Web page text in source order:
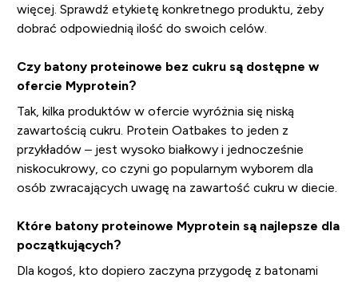
więcej. Sprawdź etykietę konkretnego produktu, żeby
dobrać odpowiednią ilość do swoich celów.
Czy batony proteinowe bez cukru są dostępne w
ofercie Myprotein?
Tak, kilka produktów w ofercie wyróżnia się niską
zawartością cukru. Protein Oatbakes to jeden z
przykładów – jest wysoko białkowy i jednocześnie
niskocukrowy, co czyni go popularnym wyborem dla
osób zwracających uwagę na zawartość cukru w diecie.
Które batony proteinowe Myprotein są najlepsze dla
początkujących?
Dla kogoś, kto dopiero zaczyna przygodę z batonami